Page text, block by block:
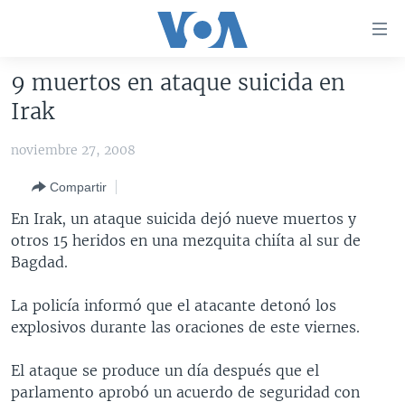
accesibilidad
Salte
contenido
Salte
navegador
principal
Salte
búsqueda
AMÉRICA DEL NORTE
HAITÍ
ELECCIONES EEUU
VOTO DIVIDIDO
VOA VERIFICA
VOA VERIFICA UCRANIA/RUSIA
VOA VERIFICA INMIGRACIÓN
VOA VERIFICA AMÉRICA LATINA
AMÉRICA LATINA
ARGENTINA
BOLIVIA
CHILE
ECUADOR
CHINA EN AMÉRICA LATINA
CENTROAMÉRICA
EL SALVADOR
HONDURAS
INMIGRACIÓN
MUNDO
ESPECIALES DE LA VOA
UCRANIA
9 muertos en ataque suicida en
Irak
noviembre 27, 2008
Compartir
En Irak, un ataque suicida dejó nueve muertos y
otros 15 heridos en una mezquita chiíta al sur de
Bagdad.
La policía informó que el atacante detonó los
explosivos durante las oraciones de este viernes.
El ataque se produce un día después que el
parlamento aprobó un acuerdo de seguridad con